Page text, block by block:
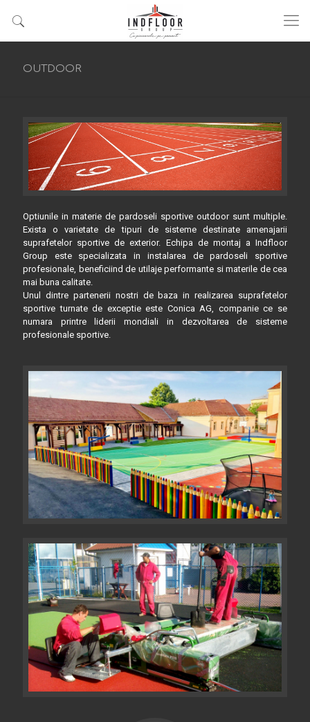
OUTDOOR
Optiunile in materie de pardoseli sportive outdoor sunt multiple.
Exista o varietate de tipuri de sisteme destinate amenajarii
suprafetelor sportive de exterior. Echipa de montaj a Indfloor
Group este specializata in instalarea de pardoseli sportive
profesionale, beneficiind de utilaje performante si materile de cea
mai buna calitate.
Unul dintre partenerii nostri de baza in realizarea suprafetelor
sportive turnate de exceptie este Conica AG, companie ce se
numara printre liderii mondiali in dezvoltarea de sisteme
profesionale sportive.